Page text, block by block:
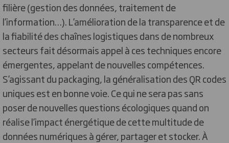
filière (gestion des données, traitement de
l’information…). L’amélioration de la transparence et de
la fiabilité des chaînes logistiquesdans de nombreux
secteursfait désormais appel à ces techniques encore
émergentes, appelant de nouvelles compétences.
S’agissant du packaging, la généralisation des QR codes
uniques est en bonne voie. Ce qui ne sera pas sans
poser de nouvelles questions écologiques quand on
réalise l’impact énergétique de cette multitude de
données numériques à gérer, partager et stocker. À